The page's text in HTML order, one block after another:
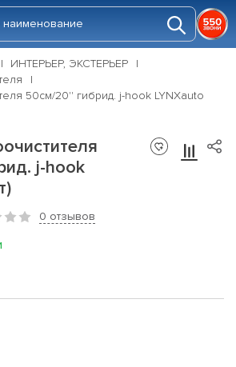
ИНТЕРЬЕР, ЭКСТЕРЬЕР
50см/20'' гибрид. j-hook LYNXauto
j-hook
0 отзывов